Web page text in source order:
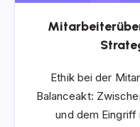
Ethik bei der
Balanceakt:
und dem